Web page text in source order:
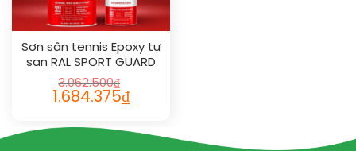
Sơn sân tennis Epoxy tự
san RAL SPORT GUARD
SL 1021
3.062.500₫
1.684.375₫